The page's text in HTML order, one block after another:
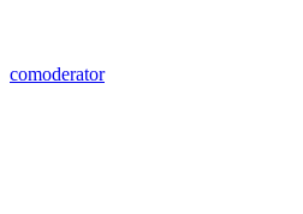
comoderator